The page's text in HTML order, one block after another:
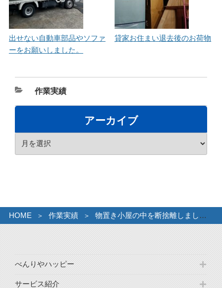
出せない自動車部品やソファ
ーをお願いしました。
貸家お住まい退去後のお荷物
カ
テ
ー
作業実績
アーカイブ
HOME 作業実績 物置き小屋の中を断捨離しました。
べんりやハッピー
サービス紹介